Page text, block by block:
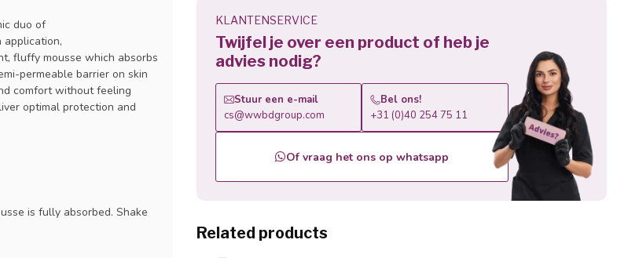
duo of
application,
fluffy mousse which absorbs
permeable barrier on skin
comfort without feeling
optimal protection and
is fully absorbed. Shake
KLANTENSERVICE
Twijfel je over een product of heb je
advies nodig?
Stuur een e-mail
cs@wwbdgroup.com
Bel ons!
+31 (0)40 254 75 11
Of vraag het ons op whatsapp
Related products